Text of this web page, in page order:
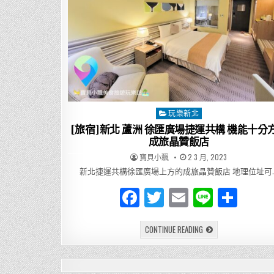
Posted
in
玩樂新北
[旅宿]新北 蘆洲 徐匯廣場捷運共構 機能十分
成旅晶贊飯店
AUTHOR:
寶貝小飄 PUBLISHED
DATE:
2 3 月, 2023
新北捷運共構徐匯廣場上方的成旅晶贊飯店 地理位址
F
a
c
e
T
w
it
te
E
m
ai
l
Li
n
e
CONTINUE READING[旅
宿]
新
北
蘆